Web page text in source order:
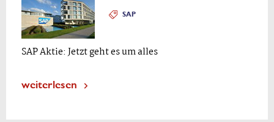
SAP
SAP Aktie: Jetzt geht es um alles
weiterlesen